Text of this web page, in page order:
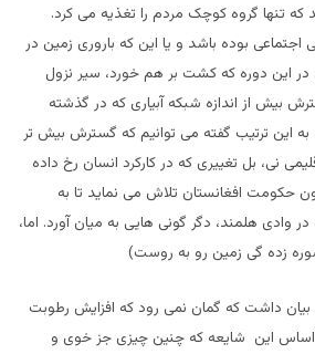
تنها گروه کوچک مردم را تغذیه می کرد.
بوده باشد و یا این که باروری زمین در
این دوره که کشت بر هم خورد، سیر نزول
بیش از اندازه شبکه آبیاری که در گذشته
این ترتیب گفته می توانیم که گسترش بیش تر
نی، بل تغییری که در کارکرد انسان رخ داده
حکومت افغانستان تلاش می نماید تا به
وادی هلمند، دگر گونی هایی به میان آورد. اما،
زده گی زمین رو به روست)
سال ۱۹۶۱، بیان داشت که گمان نمی رود که افزایش رطوبت
این شایعه که چنین چیزی جز خوی و